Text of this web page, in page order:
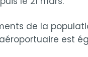
de la